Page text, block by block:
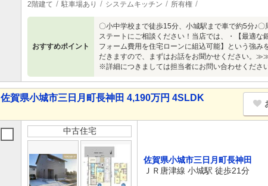
2階建て 駐車場あり システムキッチン 所有権
おすすめポイント
〇小中学校まで徒歩15分、小城駅まで車で約5分♪
ステートにご相談ください！当店では、・【最適
フォーム費用を住宅ローンに組込可能】という強
だきますので、まずはお話をお聞かせください。
※詳細につきましては担当者にお問い合わせください
佐賀県小城市三日月町長神田 4,190万円 4SLDK
中古住宅
佐賀県小城市三日月町長神田
ＪＲ唐津線 小城駅 徒歩21分